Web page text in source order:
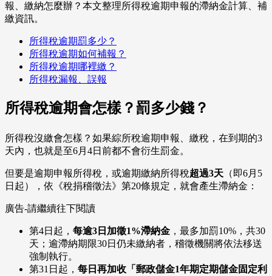
報、繳納怎麼辦？本文整理所得稅逾期申報的滯納金計算、補
繳資訊。
所得稅逾期罰多少？
所得稅逾期如何補報？
所得稅逾期哪裡繳？
所得稅漏報、誤報
所得稅逾期會怎樣？罰多少錢？
所得稅沒繳會怎樣？如果綜所稅逾期申報、繳稅，在到期的3
天內，也就是至6月4日前都不會衍生罰金。
但要是逾期申報所得稅，或逾期繳納所得稅超過3天 （即6月5
日起），依《稅捐稽徵法》第20條規定，就會產生滯納金：
廣告-請繼續往下閱讀
第4日起， 每逾3日加徵1%滯納金 ，最多加罰10%，共30
天；逾滯納期限30日仍未繳納者，稽徵機關將依法移送
強制執行。
第31日起， 每日再加收「郵政儲金1年期定期儲金固定利